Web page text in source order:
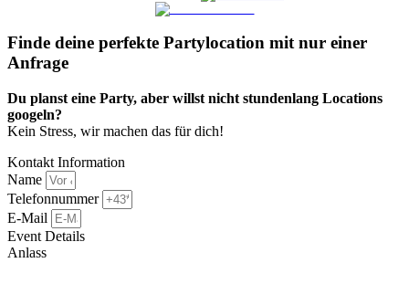
Finde deine perfekte Partylocation mit nur einer
Anfrage​
Du planst eine Party, aber willst nicht stundenlang Locations
googeln?
Kein Stress, wir machen das für dich!
Kontakt Information
Name
Telefonnummer
E-Mail
Event Details
Anlass